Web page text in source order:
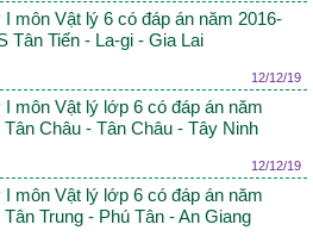
môn Vật lý 6 có đáp án năm 2016-
Tân Tiến - La-gi - Gia Lai
12/12/19
môn Vật lý lớp 6 có đáp án năm
Châu - Tân Châu - Tây Ninh
12/12/19
môn Vật lý lớp 6 có đáp án năm
Trung - Phú Tân - An Giang